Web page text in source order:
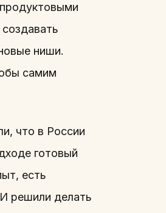
ниши.
самим
что в России
готовый
есть
решили делать